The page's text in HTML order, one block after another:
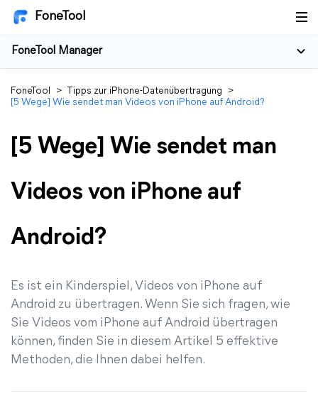
FoneTool
FoneTool Manager
FoneTool > Tipps zur iPhone-Datenübertragung
>
[5 Wege] Wie sendet man Videos von iPhone auf Android?
[5 Wege] Wie sendet man
Videos von iPhone auf
Android?
Es ist ein Kinderspiel, Videos von iPhone auf
Android zu übertragen. Wenn Sie sich fragen, wie
Sie Videos vom iPhone auf Android übertragen
können, finden Sie in diesem Artikel 5 effektive
Methoden, die Ihnen dabei helfen.